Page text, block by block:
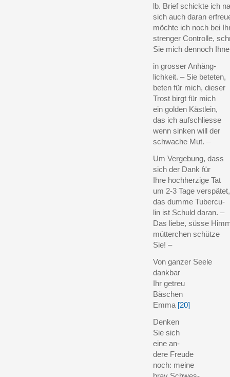
lb. Brief schickte ich
sich auch daran
möchte ich noch bei
strenger Controlle,
Sie mich dennoch
in grosser Anhäng-
lichkeit. – Sie beteten,
beten für mich, dieser
Trost birgt für mich
ein golden Kästlein,
das ich aufschliesse
wenn sinken will der
schwache Mut. –
Um Vergebung, dass
sich der Dank für
Ihre hochherzige Tat
um 2-3 Tage verspätet,
das dumme Tubercu-
lin ist Schuld daran. –
Das liebe, süsse
mütterchen schütze
Sie! –
Von ganzer Seele
dankbar
Ihr getreu
Bäschen
Emma [20]
Denken
Sie sich
eine an-
dere Freude
noch: meine